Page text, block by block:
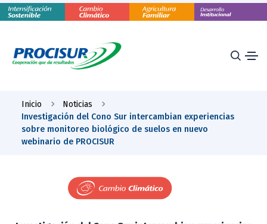
Inicio
Noticias
Investigación del Cono Sur intercambian experiencias
sobre monitoreo biológico de suelos en nuevo
webinario de PROCISUR